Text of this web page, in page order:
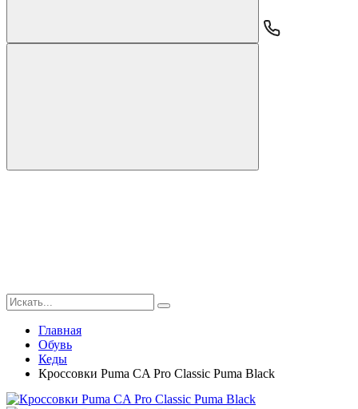
Главная
Обувь
Кеды
Кроссовки Puma CA Pro Classic Puma Black